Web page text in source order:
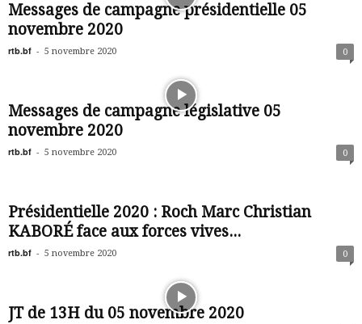
Messages de campagne présidentielle 05
novembre 2020
rtb.bf - 5 novembre 2020 0
Messages de campagne législative 05
novembre 2020
rtb.bf - 5 novembre 2020 0
Présidentielle 2020 : Roch Marc Christian
KABORÉ face aux forces vives...
rtb.bf - 5 novembre 2020 0
JT de 13H du 05 novembre 2020